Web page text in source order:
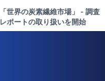
「世界の炭素繊維市場」 - 調査
レポートの取り扱いを開始